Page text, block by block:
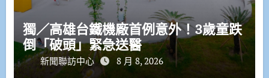
獨／高雄台鐵機廠首例意外！3歲童跌
倒「破頭」緊急送醫
新聞聯訪中心 8 月 8, 2026